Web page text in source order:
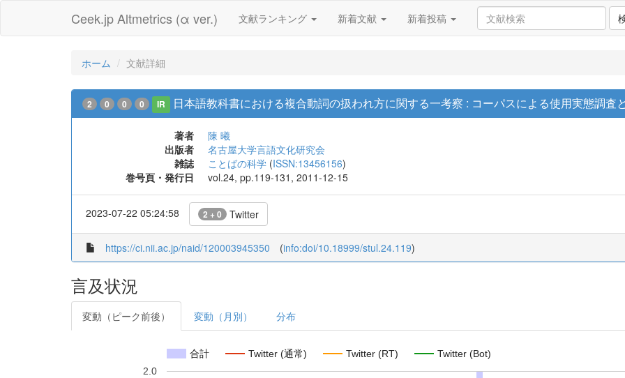
Ceek.jp Altmetrics (α ver.) 文献ランキング 新着文献 新着投稿
ホーム 文献詳細
2 0 0 0 IR 日本語教科書における複合動詞の扱われ方に関する一考察 : コーパスによる使用実態調査
著者
陳 曦
出版者
名古屋大学言語文化研究会
雑誌
ことばの科学 (ISSN:13456156)
巻号頁・発行日
vol.24, pp.119-131, 2011-12-15
2023-07-22 05:24:58 2 + 0 Twitter
https://ci.nii.ac.jp/naid/120003945350 (info:doi/10.18999/stul.24.119)
言及状況
変動（ピーク前後） 変動（月別） 分布
合計 Twitter (通常) Twitter (RT) Twitter (Bot)
2.0